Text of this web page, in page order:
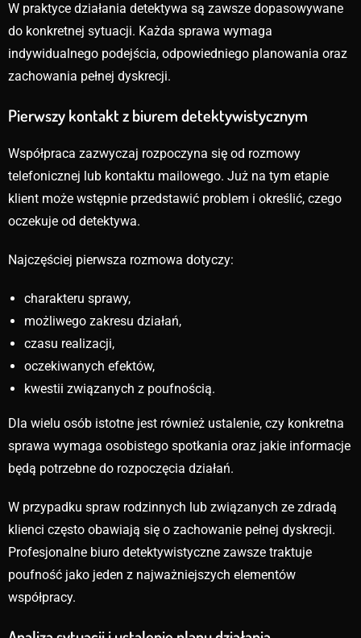
W praktyce działania detektywa są zawsze dopasowywane
do konkretnej sytuacji. Każda sprawa wymaga
indywidualnego podejścia, odpowiedniego planowania oraz
zachowania pełnej dyskrecji.
Pierwszy kontakt z biurem detektywistycznym
Współpraca zazwyczaj rozpoczyna się od rozmowy
telefonicznej lub kontaktu mailowego. Już na tym etapie
klient może wstępnie przedstawić problem i określić, czego
oczekuje od detektywa.
Najczęściej pierwsza rozmowa dotyczy:
charakteru sprawy,
możliwego zakresu działań,
czasu realizacji,
oczekiwanych efektów,
kwestii związanych z poufnością.
Dla wielu osób istotne jest również ustalenie, czy konkretna
sprawa wymaga osobistego spotkania oraz jakie informacje
będą potrzebne do rozpoczęcia działań.
W przypadku spraw rodzinnych lub związanych ze zdradą
klienci często obawiają się o zachowanie pełnej dyskrecji.
Profesjonalne biuro detektywistyczne zawsze traktuje
poufność jako jeden z najważniejszych elementów
współpracy.